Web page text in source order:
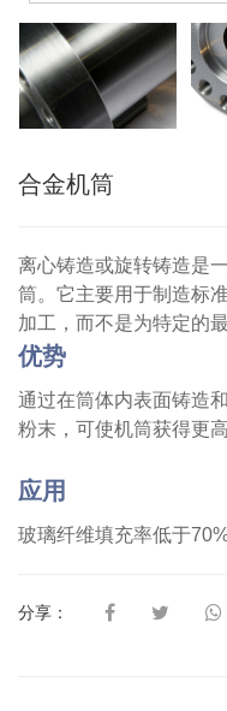
合金机筒
离心铸造或旋转铸造是
筒。它主要用于制造标
加工，而不是为特定的
优势
通过在筒体内表面铸造
粉末，可使机筒获得更
应用
玻璃纤维填充率低于
分享：